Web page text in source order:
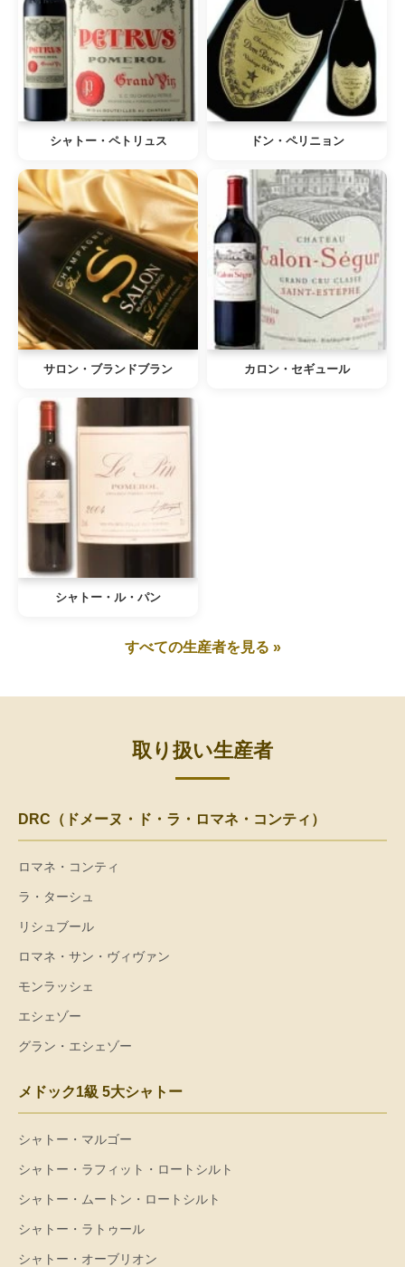
シャトー・ペトリュス ドン・ペリニョン
サロン・ブランドブラン カロン・セギュール
シャトー・ル・パン
すべての生産者を見る »
取り扱い生産者
DRC（ドメーヌ・ド・ラ・ロマネ・コンティ）
ロマネ・コンティ
ラ・ターシュ
リシュブール
ロマネ・サン・ヴィヴァン
モンラッシェ
エシェゾー
グラン・エシェゾー
メドック1級 5大シャトー
シャトー・マルゴー
シャトー・ラフィット・ロートシルト
シャトー・ムートン・ロートシルト
シャトー・ラトゥール
シャトー・オーブリオン